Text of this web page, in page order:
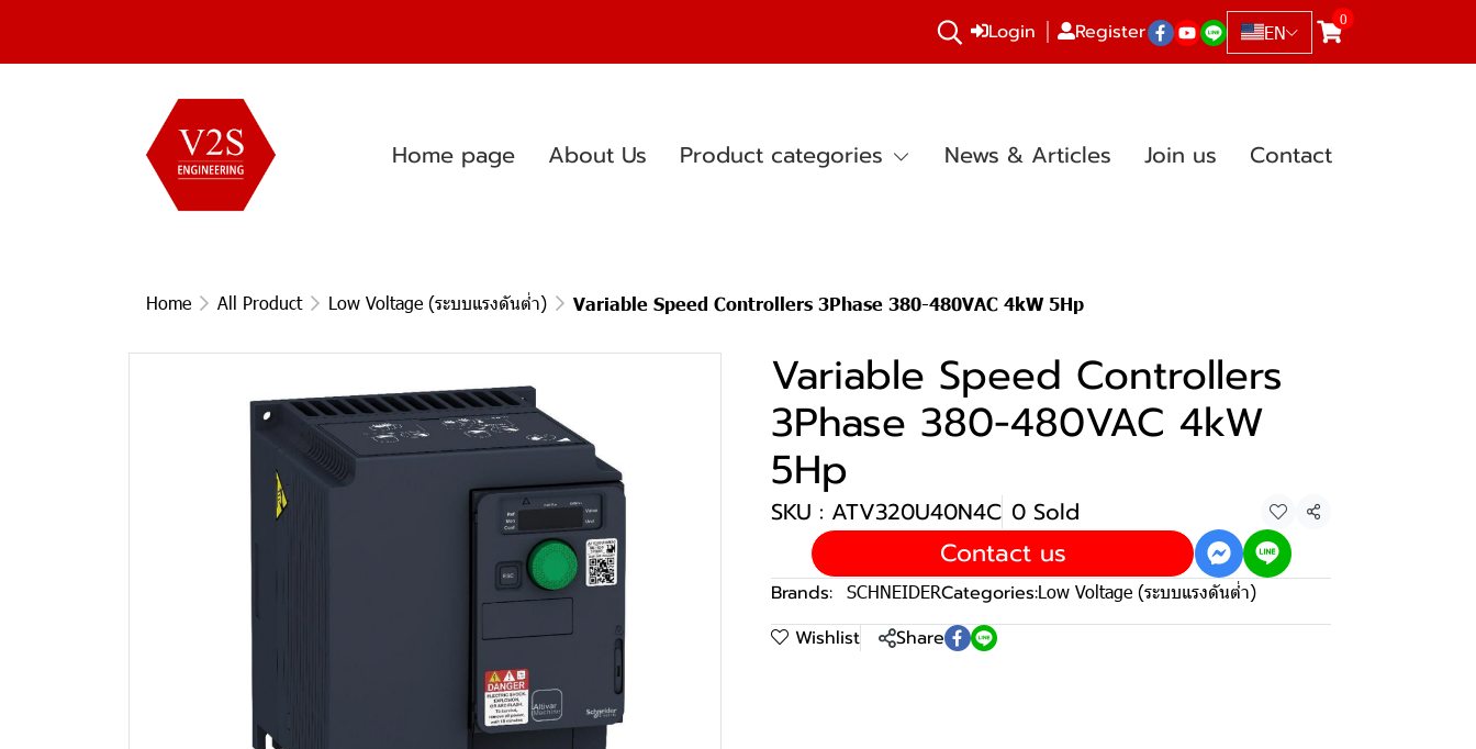
Login Register EN
0
Home page About Us Product categories News & Articles Join us Contact
Home All Product Low Voltage (ระบบแรงดันต่ำ) Variable Speed Controllers 3Phase 380-480VAC 4kW 5Hp
Variable Speed Controllers
3Phase 380-480VAC 4kW
5Hp
SKU : ATV320U40N4C 0 Sold
Share
Contact us
Brands: SCHNEIDERCategories:Low Voltage (ระบบแรงดันต่ำ)
Wishlist Share